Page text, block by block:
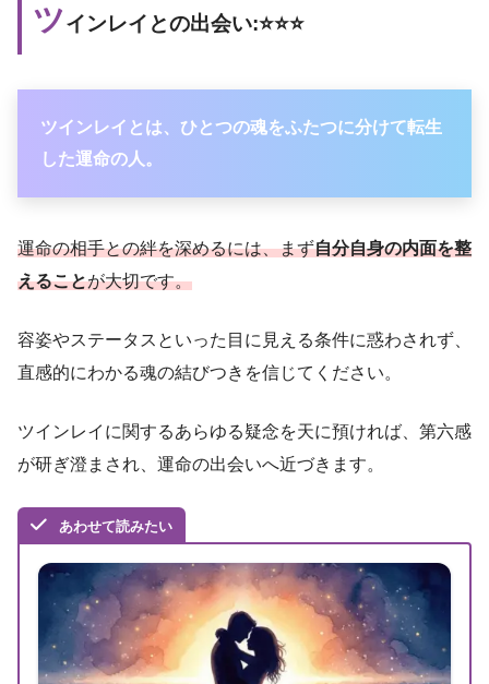
ツインレイとの出会い:⭐️⭐️⭐️
ツインレイとは、ひとつの魂をふたつに分けて転生
した運命の人。
運命の相手との絆を深めるには、まず自分自身の内面を整
えることが大切です。
容姿やステータスといった目に見える条件に惑わされず、
直感的にわかる魂の結びつきを信じてください。
ツインレイに関するあらゆる疑念を天に預ければ、第六感
が研ぎ澄まされ、運命の出会いへ近づきます。
あわせて読みたい